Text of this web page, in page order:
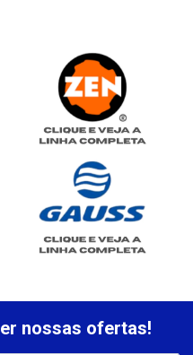
nossas ofertas!